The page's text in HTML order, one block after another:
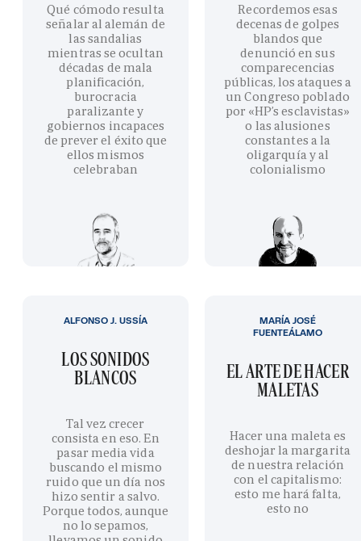
Qué cómodo resulta
señalar al alemán de
las sandalias
mientras se ocultan
décadas de mala
planificación,
burocracia
paralizante y
gobiernos incapaces
de prever el éxito que
ellos mismos
celebraban
Recordemos esas
decenas de golpes
blandos que
denunció en sus
comparecencias
públicas, los ataques a
un Congreso poblado
por «HP’s esclavistas»
o las alusiones
constantes a la
oligarquía y al
colonialismo
LOS SONIDOS
BLANCOS
Tal vez crecer
consista en eso. En
pasar media vida
buscando el mismo
ruido que un día nos
hizo sentir a salvo.
Porque todos, aunque
no lo sepamos,
ALFONSO J. USSÍA
EL ARTE DE HACER
MALETAS
Hacer una maleta es
deshojar la margarita
de nuestra relación
con el capitalismo:
esto me hará falta,
esto no
MARÍA JOSÉ
FUENTEÁLAMO